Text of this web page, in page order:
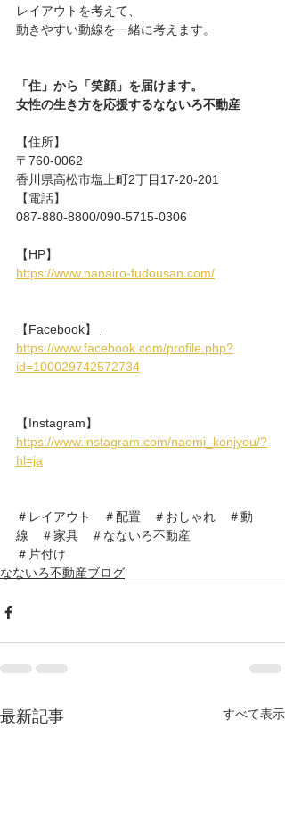
レイアウトを考えて、
動きやすい動線を一緒に考えます。
「住」から「笑顔」を届けます。
女性の生き方を応援するなないろ不動産
【住所】
〒760-0062
香川県高松市塩上町2丁目17-20-201
【電話】
087-880-8800/090-5715-0306
【HP】
https://www.nanairo-fudousan.com/
【Facebook】
https://www.facebook.com/profile.php?
id=100029742572734
【Instagram】
https://www.instagram.com/naomi_konjyou/?
hl=ja
＃レイアウト　＃配置　＃おしゃれ　＃動
線　＃家具　＃なないろ不動産
＃片付け
なないろ不動産ブログ
最新記事 すべて表示